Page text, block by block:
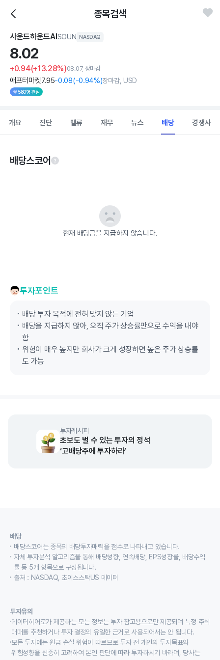
종목검색
사운드하운드AISOUN NASDAQ
8.02
+0.94(+13.28%)08.07, 장마감
애프터마켓7.95-0.08(-0.94%)장마감, USD
580명 관심
개요 진단 밸류 재무 뉴스 배당 경쟁사
배당스코어
현재 배당금을 지급하지 않습니다.
투자포인트
배당 투자 목적에 전혀 맞지 않는 기업
배당을 지급하지 않아, 오직 주가 상승률만으로 수익을 내야
함
위험이 매우 높지만 회사가 크게 성장하면 높은 주가 상승률
도 가능
투자레시피
초보도 벌 수 있는 투자의 정석
‘고배당주에 투자하라’
배당
배당스코어는 종목의 배당투자매력을 점수로 나타내고 있습니다.
자체 투자분석 알고리즘을 통해 배당성향, 연속배당, EPS성장률, 배당수익
률 등 5개 항목으로 구성됩니다.
출처 : NASDAQ, 초이스스탁US 데이터
투자유의
데이터히어로가 제공하는 모든 정보는 투자 참고용으로만 제공되며 특정 주식
매매를 추천하거나 투자 결정의 유일한 근거로 사용되어서는 안 됩니다.
모든 투자에는 원금 손실 위험이 따르므로 투자 전 개인의 투자목표와
위험성향을 신중히 고려하여 본인 판단에 따라 투자하시기 바라며, 당사는